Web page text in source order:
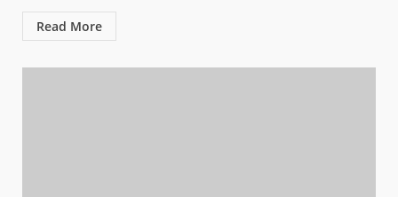
Read More